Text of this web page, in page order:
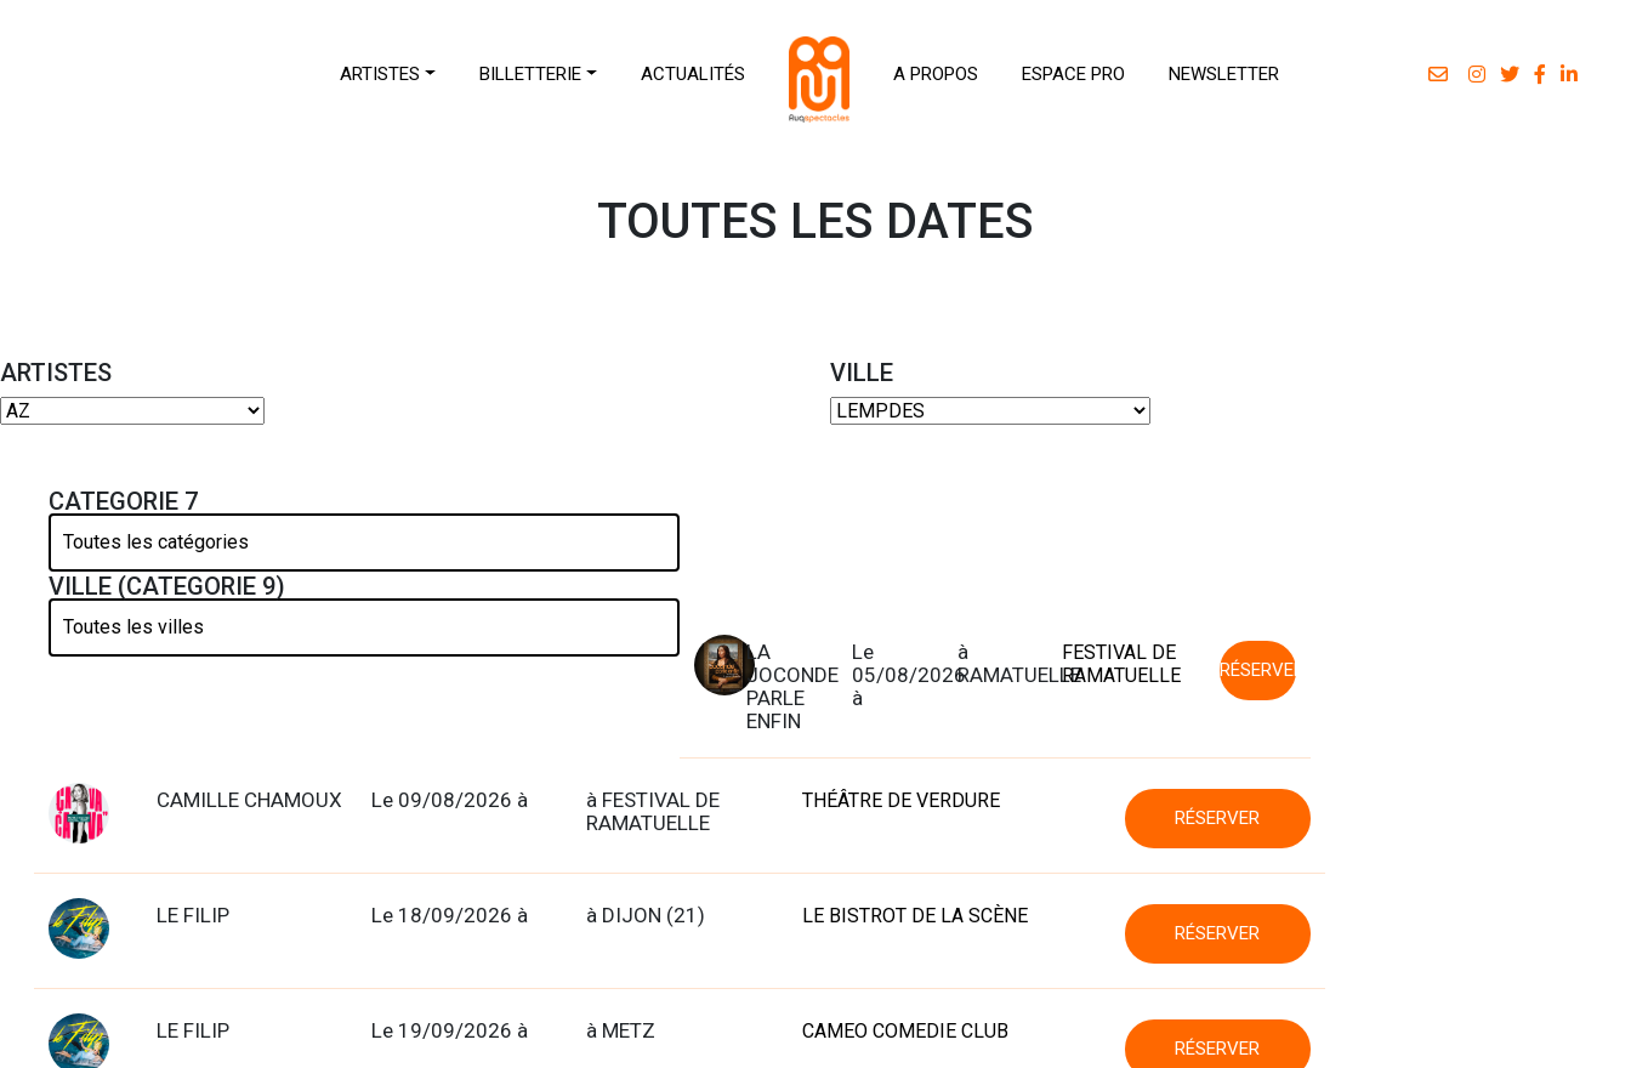
ARTISTES BILLETTERIE ACTUALITÉS A PROPOS ESPACE PRO NEWSLETTER
TOUTES LES DATES
ARTISTES VILLE
CATEGORIE 7
VILLE (CATEGORIE 9)
LA
JOCONDE
PARLE
ENFIN
Le
05/08/2026
à
à
RAMATUELLE
FESTIVAL DE
RAMATUELLE
RÉSERVER
CAMILLE CHAMOUX Le 09/08/2026 à
à FESTIVAL DE
RAMATUELLE
THÉÂTRE DE VERDURE
RÉSERVER
LE FILIP Le 18/09/2026 à à DIJON (21) LE BISTROT DE LA SCÈNE
RÉSERVER
LE FILIP Le 19/09/2026 à à METZ CAMEO COMEDIE CLUB
RÉSERVER